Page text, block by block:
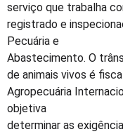
serviço que trabalha
registrado e
Pecuária e
Abastecimento. O
de animais vivos é
Agropecuária
objetiva
determinar as